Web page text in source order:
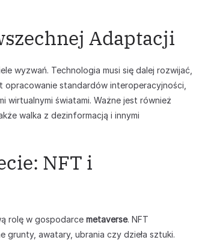
Adaptacji
wyzwań. Technologia musi się dalej rozwijać,
opracowanie standardów interoperacyjności,
wirtualnymi światami. Ważne jest również
walka z dezinformacją i innymi
NFT i
rolę w gospodarce metaverse. NFT
awatary, ubrania czy dzieła sztuki.